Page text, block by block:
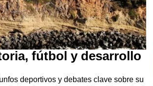
fútbol y desarrollo
deportivos y debates clave sobre su